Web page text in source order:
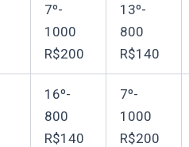
7º-
1000
R$200
13º-
800
R$140
16º-
800
R$140
7º-
1000
R$200